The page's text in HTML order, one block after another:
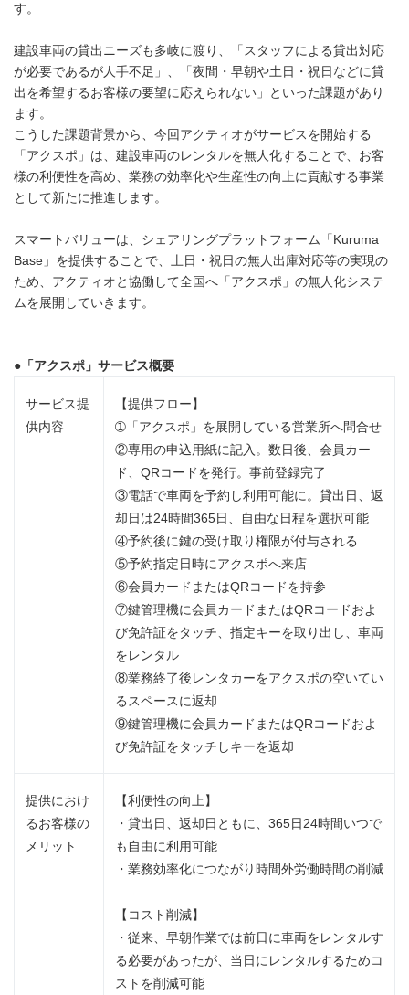
す。
建設車両の貸出ニーズも多岐に渡り、「スタッフによる貸出対応
が必要であるが人手不足」、「夜間・早朝や土日・祝日などに貸
出を希望するお客様の要望に応えられない」といった課題があり
ます。
こうした課題背景から、今回アクティオがサービスを開始する
「アクスポ」は、建設車両のレンタルを無人化することで、お客
様の利便性を高め、業務の効率化や生産性の向上に貢献する事業
として新たに推進します。
スマートバリューは、シェアリングプラットフォーム「Kuruma
Base」を提供することで、土日・祝日の無人出庫対応等の実現の
ため、アクティオと協働して全国へ「アクスポ」の無人化システ
ムを展開していきます。
● 「アクスポ」サービス概要
サービス提
供内容
【提供フロー】
➀「アクスポ」を展開している営業所へ問合せ
②専用の申込用紙に記入。数日後、会員カー
ド、QRコードを発行。事前登録完了
③電話で車両を予約し利用可能に。貸出日、返
却日は24時間365日、自由な日程を選択可能
④予約後に鍵の受け取り権限が付与される
⑤予約指定日時にアクスポへ来店
⑥会員カードまたはQRコードを持参
⑦鍵管理機に会員カードまたはQRコードおよ
び免許証をタッチ、指定キーを取り出し、車両
をレンタル
⑧業務終了後レンタカーをアクスポの空いてい
るスペースに返却
⑨鍵管理機に会員カードまたはQRコードおよ
び免許証をタッチしキーを返却
提供におけ
るお客様の
メリット
【利便性の向上】
・貸出日、返却日ともに、365日24時間いつで
も自由に利用可能
・業務効率化につながり時間外労働時間の削減
【コスト削減】
・従来、早朝作業では前日に車両をレンタルす
る必要があったが、当日にレンタルするためコ
ストを削減可能